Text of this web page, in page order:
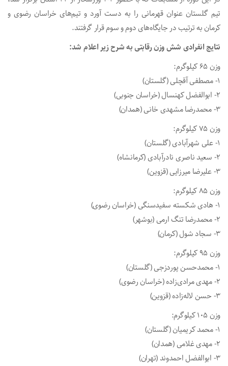
تیم گلستان عنوان قهرمانی را به دست آورد و تیم‌های خراسان رضوی و
کرمان به ترتیب در جایگاه‌های دوم و سوم قرار گرفتند.
نتایج انفرادی شش وزن رقابتی به شرح زیر اعلام شد:
وزن ۶۵ کیلوگرم:
۱- مصطفی آقچلی (گلستان)
۲- ابوالفضل کهنسال (خراسان جنوبی)
۳- محمدرضا مشهدی خانی (همدان)
وزن ۷۵ کیلوگرم:
۱- علی شهرآبادی (گلستان)
۲- سعید ناصری نادرآبادی (کرمانشاه)
۳- علیرضا میرزایی (قزوین)
وزن ۸۵ کیلوگرم:
۱- هادی شکسته سفیدسنگی (خراسان رضوی)
۲- محمدرضا تنگ ارمی (بوشهر)
۳- سجاد شول (کرمان)
وزن ۹۵ کیلوگرم:
۱- محمدحسن پوردزجی (گلستان)
۲- مهدی مرادی‌زاده (خراسان رضوی)
۳- حسن لاله‌زاده (قزوین)
وزن ۱۰۵ کیلوگرم:
۱- محمد کریمیان (گلستان)
۲- مهدی غلامی (همدان)
۳- ابوالفضل احمدوند (تهران)